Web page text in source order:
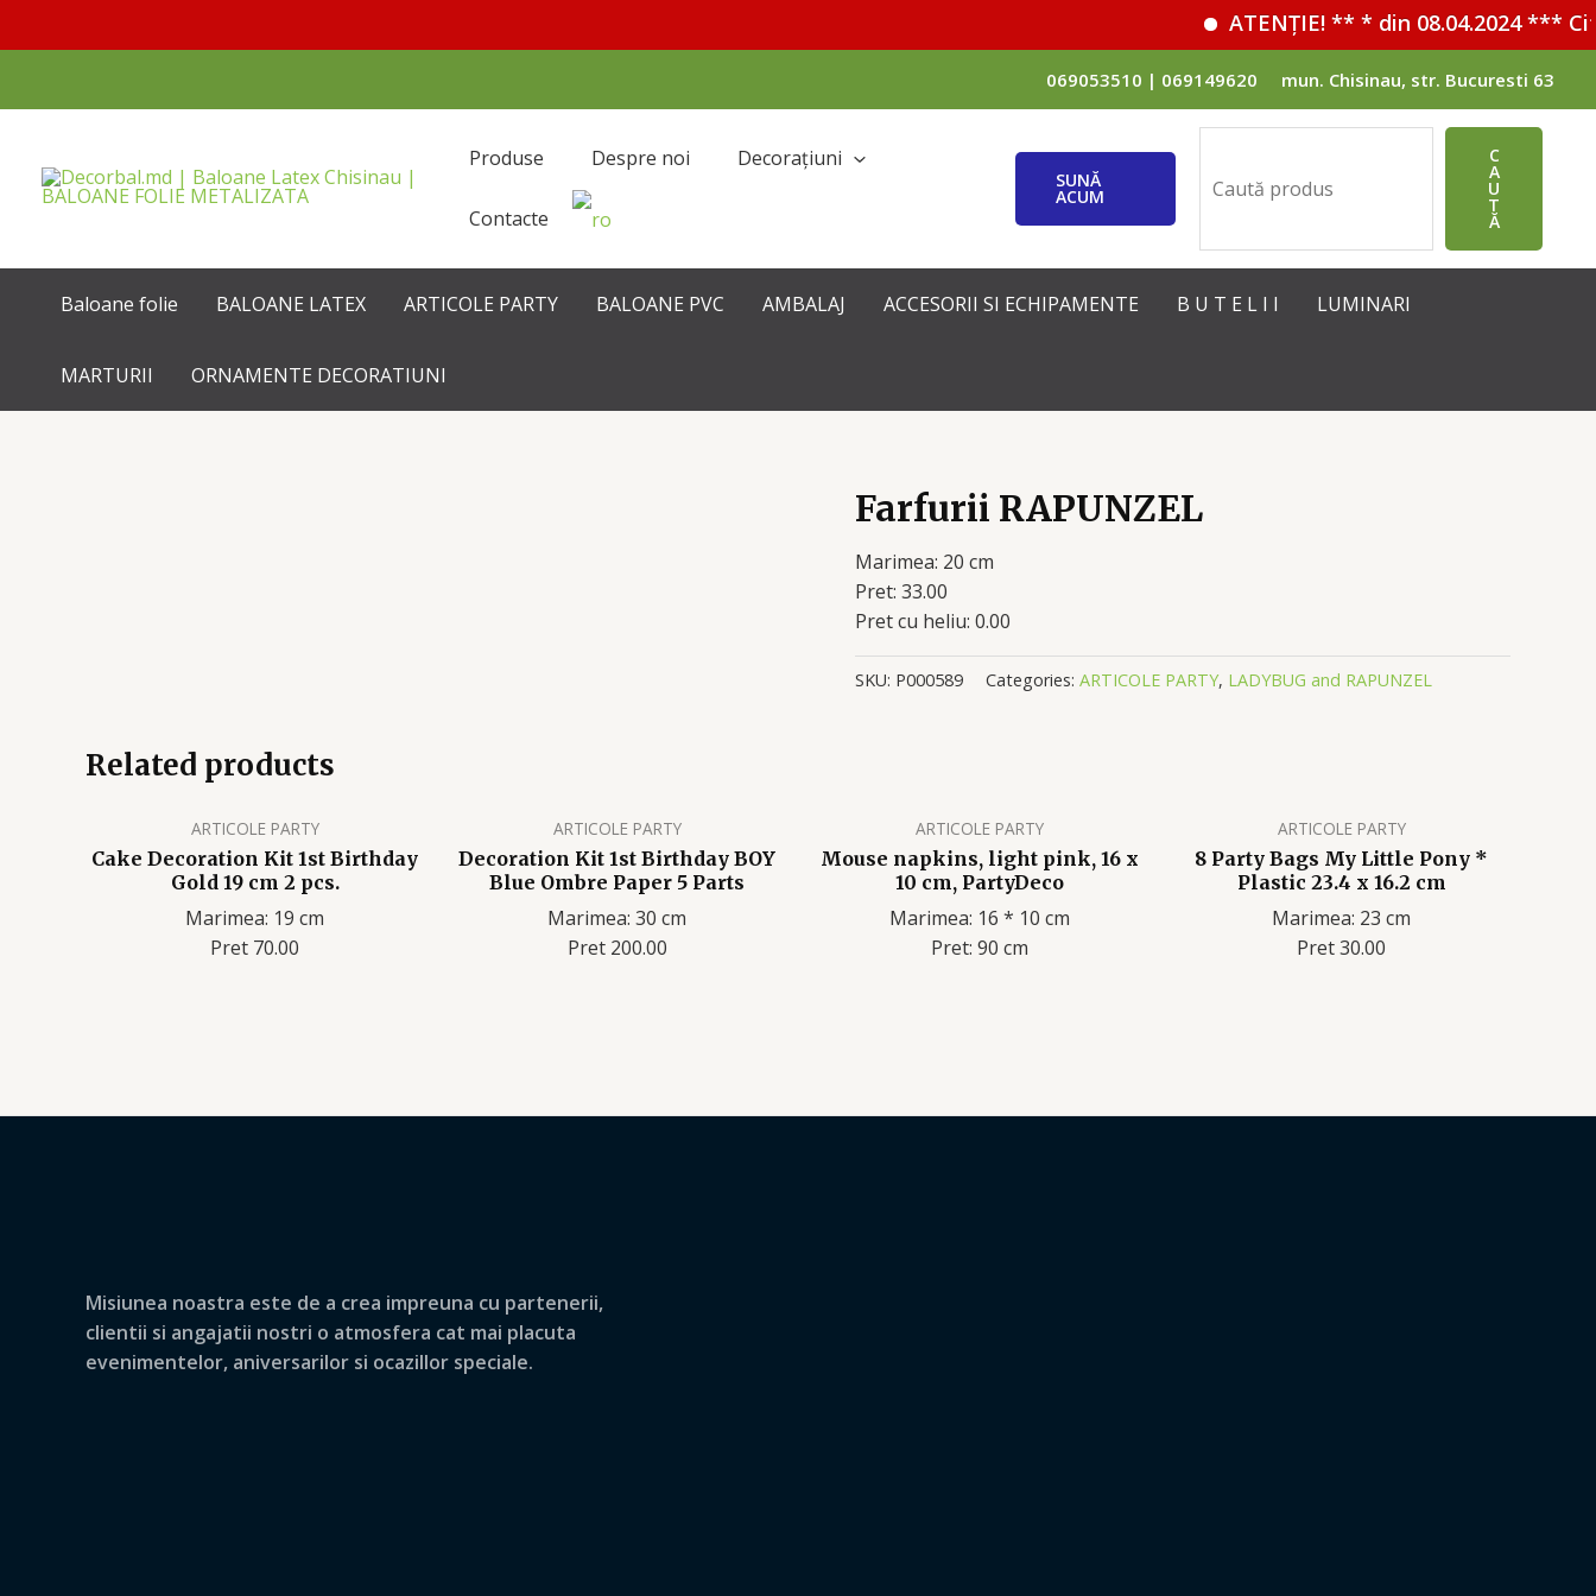
ATENȚIE! ** * din 08.04.2024 ***
069053510 | 069149620 mun. Chisinau, str. Bucuresti 63
Produse Despre noi Decorațiuni
Contacte
SUNĂ
ACUM
C
A
U
T
Ă
Baloane folie BALOANE LATEX ARTICOLE PARTY BALOANE PVC AMBALAJ ACCESORII SI ECHIPAMENTE B U T E L I I LUMINARI
MARTURII ORNAMENTE DECORATIUNI
Farfurii RAPUNZEL
Marimea: 20 cm
Pret: 33.00
Pret cu heliu: 0.00
SKU: P000589 Categories: ARTICOLE PARTY, LADYBUG and RAPUNZEL
Related products
ARTICOLE PARTY
Cake Decoration Kit 1st Birthday
Gold 19 cm 2 pcs.
Marimea: 19 cm
Pret 70.00
ARTICOLE PARTY
Decoration Kit 1st Birthday BOY
Blue Ombre Paper 5 Parts
Marimea: 30 cm
Pret 200.00
ARTICOLE PARTY
Mouse napkins, light pink, 16 x
10 cm, PartyDeco
Marimea: 16 * 10 cm
Pret: 90 cm
ARTICOLE PARTY
8 Party Bags My Little Pony *
Plastic 23.4 x 16.2 cm
Marimea: 23 cm
Pret 30.00
Misiunea noastra este de a crea impreuna cu partenerii,
clientii si angajatii nostri o atmosfera cat mai placuta
evenimentelor, aniversarilor si ocazillor speciale.